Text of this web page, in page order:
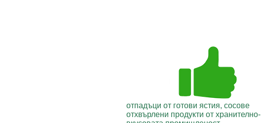
отпадъци от готови ястия, сосове
отхвърлени продукти от хранително-